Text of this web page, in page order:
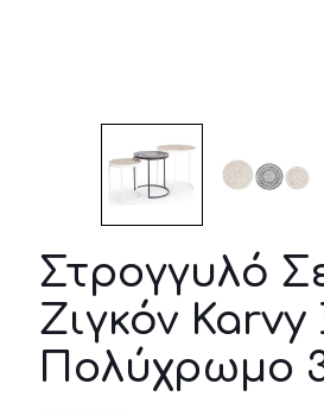
Στρογγυλό
Ζιγκόν Karvy
Πολύχρωμο